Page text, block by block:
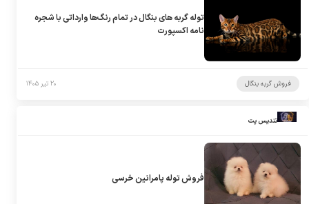
توله گربه های بنگال در تمام رنگ‌ها وارداتی با شجره
نامه اکسپورت
فروش گربه بنگال ۲۰ تیر ۱۴۰۵
تندیس پت
فروش توله پامرانین خرسی